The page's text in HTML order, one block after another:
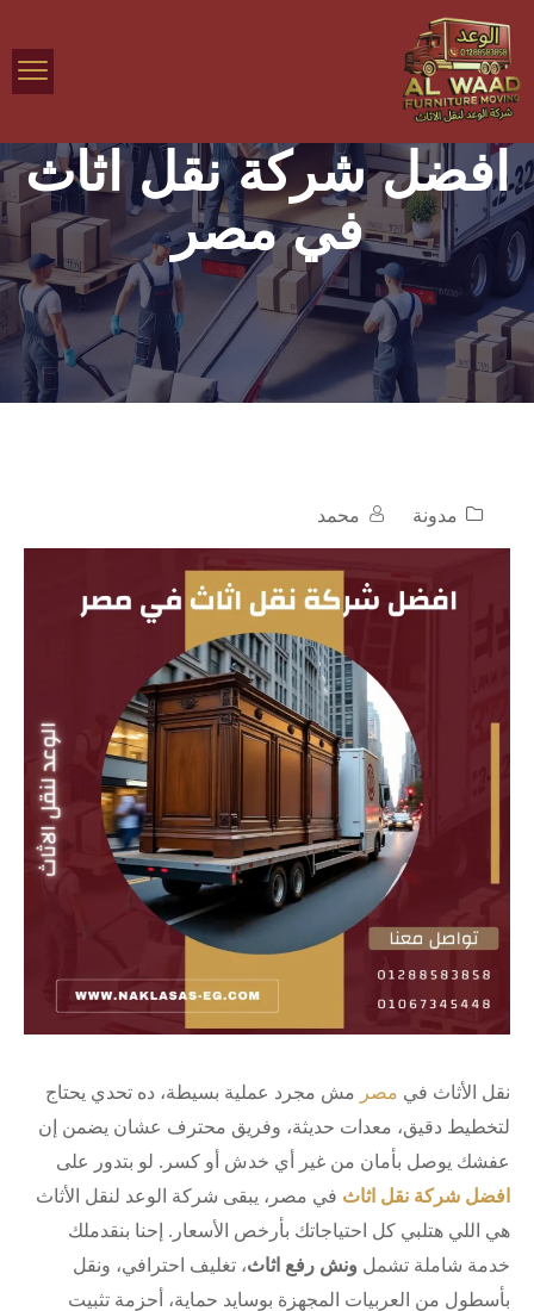
افضل شركة نقل اثاث
في مصر
مدونة محمد
نقل الأثاث في مصر مش مجرد عملية بسيطة، ده تحدي يحتاج
لتخطيط دقيق، معدات حديثة، وفريق محترف عشان يضمن إن
عفشك يوصل بأمان من غير أي خدش أو كسر. لو بتدور على
افضل شركة نقل اثاث في مصر، يبقى شركة الوعد لنقل الأثاث
هي اللي هتلبي كل احتياجاتك بأرخص الأسعار. إحنا بنقدملك
خدمة شاملة تشمل ونش رفع اثاث، تغليف احترافي، ونقل
بأسطول من العربيات المجهزة بوسايد حماية، أحزمة تثبيت